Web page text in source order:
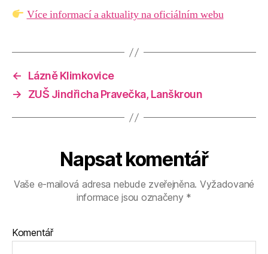
Více informací a aktuality na oficiálním webu
←
Lázně Klimkovice
→
ZUŠ Jindřicha Pravečka, Lanškroun
Napsat komentář
Vaše e-mailová adresa nebude zveřejněna. Vyžadované
informace jsou označeny *
Komentář